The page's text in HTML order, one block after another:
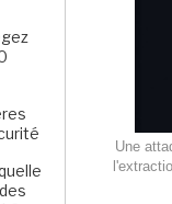
Une